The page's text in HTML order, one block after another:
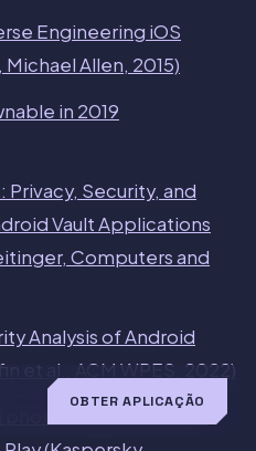
Engineering iOS
Allen, 2015)
in 2019
Security, and
Vault Applications
Computers and
Analysis of Android
et al., ACM WPES, 2022)
stealer found on
OBTER APLICAÇÃO